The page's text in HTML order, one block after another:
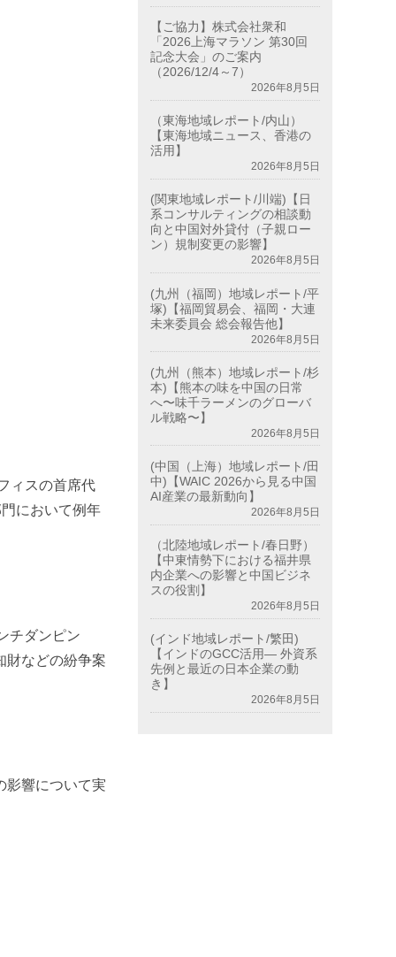
ィスの首席代
において例年
チダンピン
財などの紛争案
影響について実
【ご協力】株式会社衆和
「2026上海マラソン 第30回
記念大会」のご案内
（2026/12/4～7）
2026年8月5日
（東海地域レポート/内山）
【東海地域ニュース、香港の
活用】
2026年8月5日
(関東地域レポート/川端)【日
系コンサルティングの相談動
向と中国対外貸付（子親ロー
ン）規制変更の影響】
2026年8月5日
(九州（福岡）地域レポート/平
塚)【福岡貿易会、福岡・大連
未来委員会 総会報告他】
2026年8月5日
(九州（熊本）地域レポート/杉
本)【熊本の味を中国の日常
へ〜味千ラーメンのグローバ
ル戦略〜】
2026年8月5日
(中国（上海）地域レポート/田
中)【WAIC 2026から見る中国
AI産業の最新動向】
2026年8月5日
（北陸地域レポート/春日野）
【中東情勢下における福井県
内企業への影響と中国ビジネ
スの役割】
2026年8月5日
(インド地域レポート/繁田)
【インドのGCC活用― 外資系
先例と最近の日本企業の動
き】
2026年8月5日